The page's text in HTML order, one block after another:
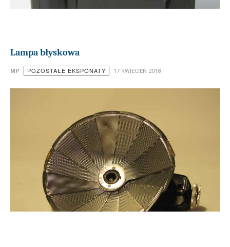
Lampa błyskowa
MP POZOSTAŁE EKSPONATY 17 KWIECIEŃ 2018